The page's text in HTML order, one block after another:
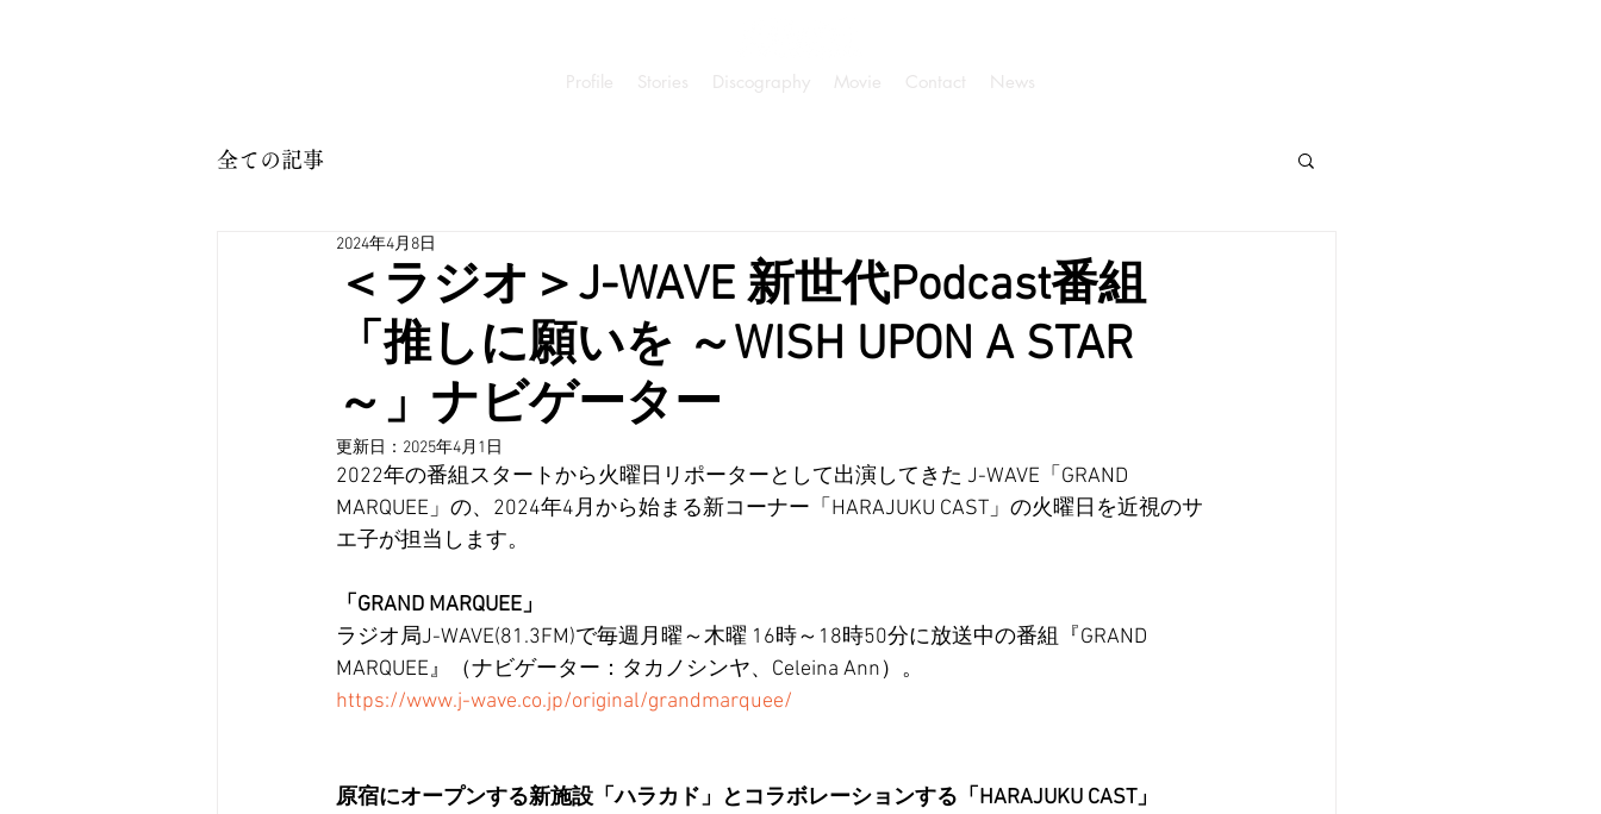
Profile Stories Discography Movie Contact News
全ての記事
＜ラジオ＞J-WAVE 新世代Podcast番組
「推しに願いを ～WISH UPON A STAR
～」ナビゲーター
2024年4月8日
更新日： 2025年4月1日
2022年の番組スタートから火曜日リポーターとして出演してきた J-WAVE「GRAND
MARQUEE」の、2024年4月から始まる新コーナー「HARAJUKU CAST」の火曜日を近視のサ
エ子が担当します。
「GRAND MARQUEE」
ラジオ局J-WAVE(81.3FM)で毎週月曜～木曜 16時～18時50分に放送中の番組『GRAND
MARQUEE』（ナビゲーター：タカノシンヤ、Celeina Ann）。
https://www.j-wave.co.jp/original/grandmarquee/
原宿にオープンする新施設「ハラカド」とコラボレーションする「HARAJUKU CAST」